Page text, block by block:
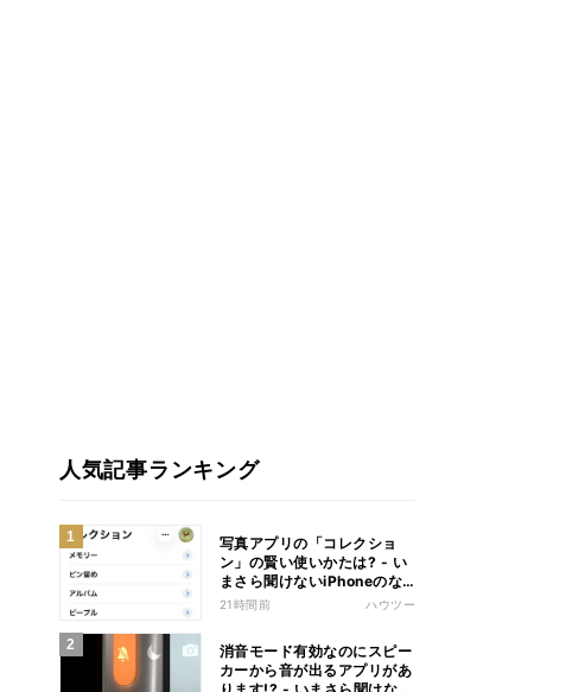
人気記事ランキング
写真アプリの「コレクショ
ン」の賢い使いかたは? - い
まさら聞けないiPhoneのな
ぜ
21時間前 ハウツー
消音モード有効なのにスピー
カーから音が出るアプリがあ